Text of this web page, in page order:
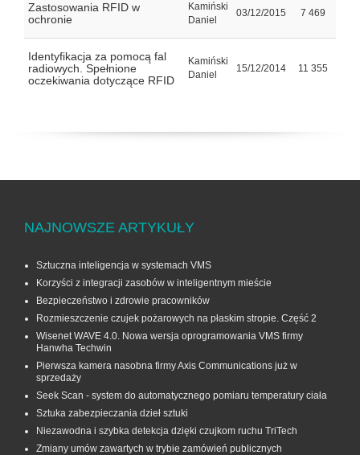
Zastosowania RFID w
ochronie
Kamiński
Daniel
03/12/2015 7 469
Identyfikacja za pomocą fal
radiowych. Spełnione
oczekiwania dotyczące RFID
Kamiński
Daniel
15/12/2014 11 355
NAJNOWSZE ARTYKUŁY
Sztuczna inteligencja w systemach VMS
Korzyści z integracji zasobów w inteligentnym mieście
Bezpieczeństwo i zdrowie pracowników
Rozmieszczenie czujek pożarowych na płaskim stropie. Część 2
Wisenet WAVE 4.0. Nowa wersja oprogramowania VMS firmy
Hanwha Techwin
Pierwsza kamera nasobna firmy Axis Communications już w
sprzedaży
Seek Scan - system do automatycznego pomiaru temperatury ciała
Sztuka zabezpieczania dzieł sztuki
Niezawodna i szybka detekcja dzięki czujkom ruchu TriTech
Zmiany umów zawartych w trybie zamówień publicznych